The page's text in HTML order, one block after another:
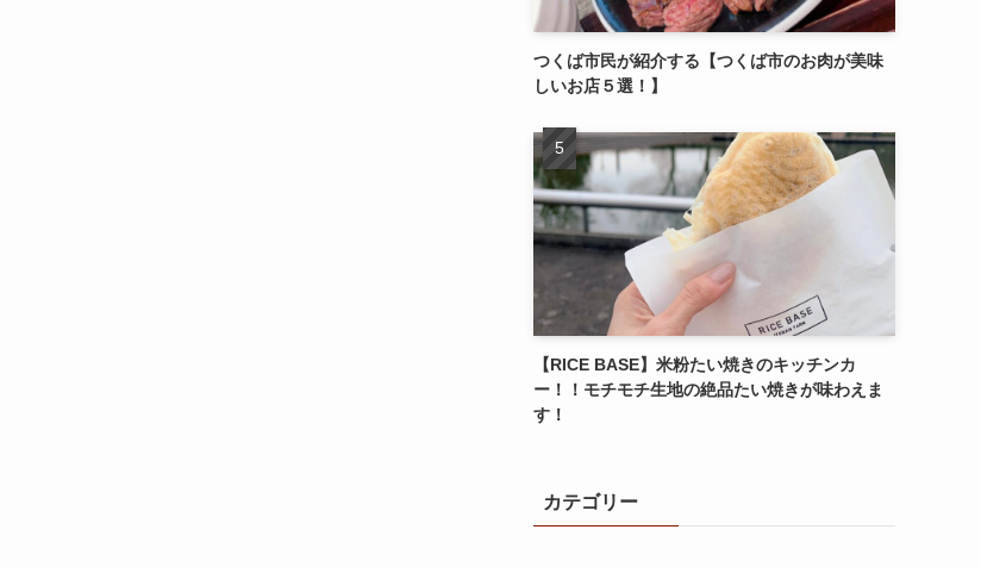
つくば市民が紹介する【つくば市のお肉が美味
しいお店５選！】
【RICE BASE】米粉たい焼きのキッチンカ
ー！！モチモチ生地の絶品たい焼きが味わえま
す！
カテゴリー